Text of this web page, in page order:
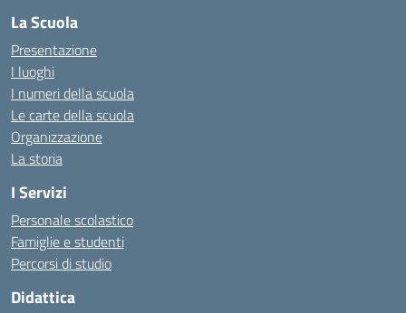
La Scuola
Presentazione
I luoghi
I numeri della scuola
Le carte della scuola
Organizzazione
La storia
I Servizi
Personale scolastico
Famiglie e studenti
Percorsi di studio
Didattica